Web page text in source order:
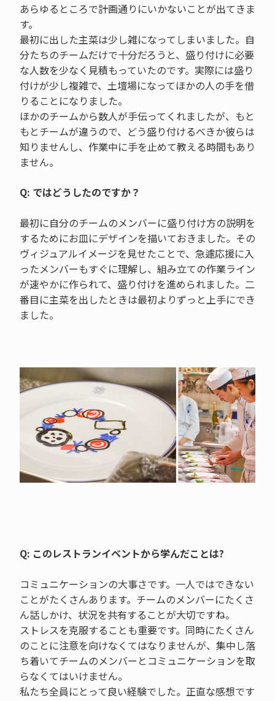
あらゆるところで計画通りにいかないことが出てきま
す。
最初に出した主菜は少し雑になってしまいました。自
分たちのチームだけで十分だろうと、盛り付けに必要
な人数を少なく見積もっていたのです。実際には盛り
付けが少し複雑で、土壇場になってほかの人の手を借
りることになりました。
ほかのチームから数人が手伝ってくれましたが、もと
もとチームが違うので、どう盛り付けるべきか彼らは
知りませんし、作業中に手を止めて教える時間もあり
ません。
Q: ではどうしたのですか？
最初に自分のチームのメンバーに盛り付け方の説明を
するためにお皿にデザインを描いておきました。その
ヴィジュアルイメージを見せたことで、急遽応援に入
ったメンバーもすぐに理解し、組み立ての作業ライン
が速やかに作られて、盛り付けを進められました。二
番目に主菜を出したときは最初よりずっと上手にでき
ました。
Q: このレストランイベントから学んだことは?
コミュニケーションの大事さです。一人ではできない
ことがたくさんあります。チームのメンバーにたくさ
ん話しかけ、状況を共有することが大切ですね。
ストレスを克服することも重要です。同時にたくさん
のことに注意を向けなくてはなりませんが、集中し落
ち着いてチームのメンバーとコミュニケーションを取
らなくてはいけません。
私たち全員にとって良い経験でした。正直な感想です